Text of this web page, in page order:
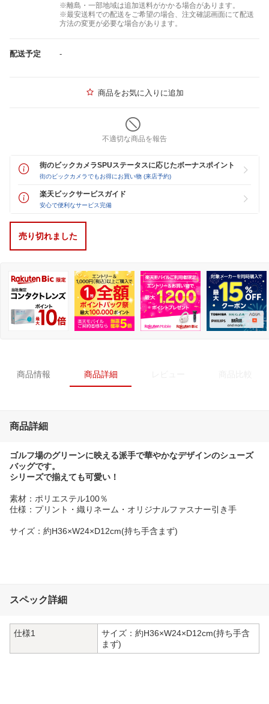
※離島・一部地域は追加送料がかかる場合があります。
※最安送料での配送をご希望の場合、注文確認画面にて配送
方法の変更が必要な場合があります。
配送予定 -
商品をお気に入りに追加
不適切な商品を報告
街のビックカメラSPUステータスに応じたボーナスポイント
街のビックカメラでもお得にお買い物 (来店予約)
楽天ビックサービスガイド
安心で便利なサービス完備
売り切れました
商品情報 商品詳細
商品詳細
ゴルフ場のグリーンに映える派手で華やかなデザインのシューズ
バッグです。
シリーズで揃えても可愛い！
素材：ポリエステル100％
仕様：プリント・織りネーム・オリジナルファスナー引き手
サイズ：約H36×W24×D12cm(持ち手含まず)
スペック詳細
仕様1
サイズ：約H36×W24×D12cm(持ち手含
まず)